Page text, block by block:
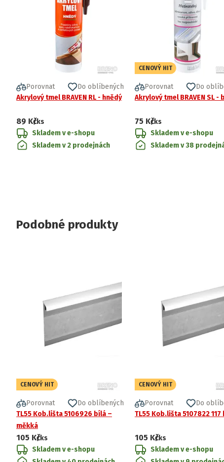
Porovnat
Do oblíbených
Akrylový tmel BRAVEN RL - hnědý
89 Kč/ks
Skladem v e-shopu
Skladem v 2 prodejnách
CENOVÝ HIT
Porovnat
Do
Akrylový tmel BRAVEN SL -
75 Kč/ks
Skladem v e-shopu
Skladem v 38
Podobné produkty
CENOVÝ HIT
Porovnat
Do oblíbených
TL55 Kob.lišta 5106926 bílá –
měkká
105 Kč/ks
Skladem v e-shopu
CENOVÝ HIT
Porovnat
Do
TL55 Kob.lišta 5107822 117
105 Kč/ks
Skladem v e-shopu